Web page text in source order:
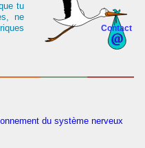
Contact
tu
ne
du système nerveux